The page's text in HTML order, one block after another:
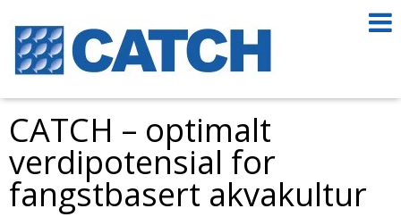
CATCH – optimalt
verdipotensial for
fangstbasert akvakultur